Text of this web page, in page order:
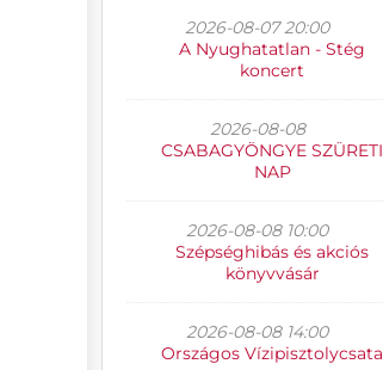
2026-08-07 20:00
A Nyughatatlan - Stég
koncert
2026-08-08
CSABAGYÖNGYE SZÜRETI
NAP
2026-08-08 10:00
Szépséghibás és akciós
könyvvásár
2026-08-08 14:00
Országos Vízipisztolycsata